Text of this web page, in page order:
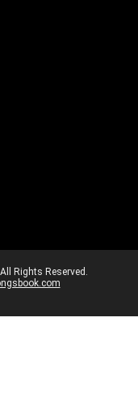
Rights Reserved.